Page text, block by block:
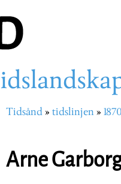
Navigasjonssti
Tidsånd tidslinjen 1870
Arne